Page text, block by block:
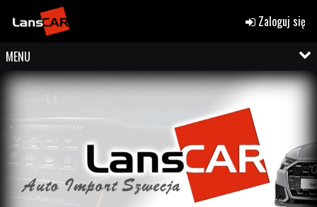
Zaloguj się
MENU